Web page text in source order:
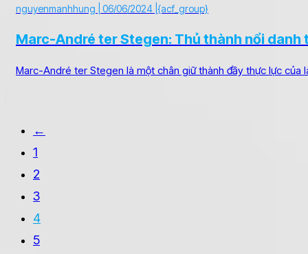
nguyenmanhhung | 06/06/2024 | {acf_group}
Marc-André ter Stegen: Thủ thành nổi danh
Marc-André ter Stegen là một chân giữ thành đầy thực lực của
←
1
2
3
4
5